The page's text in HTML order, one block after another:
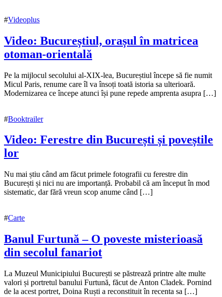
#Videoplus
Video: Bucureștiul, orașul în matricea
otoman-orientală
22
noiembrie
2022
Pe la mijlocul secolului al-XIX-lea, Bucureștiul începe să fie numit
Micul Paris, renume care îl va însoți toată istoria sa ulterioară.
Modernizarea ce începe atunci își pune repede amprenta asupra […]
#Booktrailer
Video: Ferestre din București și poveștile
lor
22
noiembrie
202222
Nu mai știu când am făcut primele fotografii cu ferestre din
București și nici nu are importanță. Probabil că am început în mod
sistematic, dar fără vreun scop anume când […]
#Carte
Banul Furtună – O poveste misterioasă
din secolul fanariot
22
noiembrie
2022 23
La Muzeul Municipiului București se păstrează printre alte multe
valori și portretul banului Furtună, făcut de Anton Cladek. Pornind
de la acest portret, Doina Ruști a reconstituit în recenta sa […]